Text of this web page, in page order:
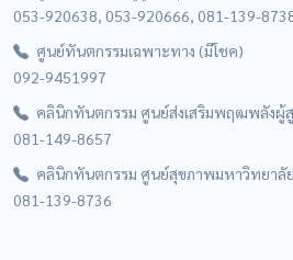
053-920638, 053-920666, 081-139-
ศูนย์ทันตกรรมเฉพาะทาง (มีโชค)
092-9451997
คลินิกทันตกรรม ศูนย์ส่งเสริมพฤฒพลังผู้สู
081-149-8657
คลินิกทันตกรรม ศูนย์สุขภาพมหาวิทยาลัย
081-139-8736